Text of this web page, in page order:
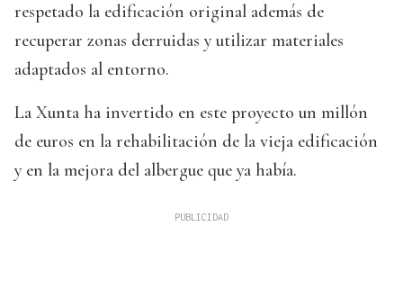
respetado la edificación original además de
recuperar zonas derruidas y utilizar materiales
adaptados al entorno.
La Xunta ha invertido en este proyecto un millón
de euros en la rehabilitación de la vieja edificación
y en la mejora del albergue que ya había.